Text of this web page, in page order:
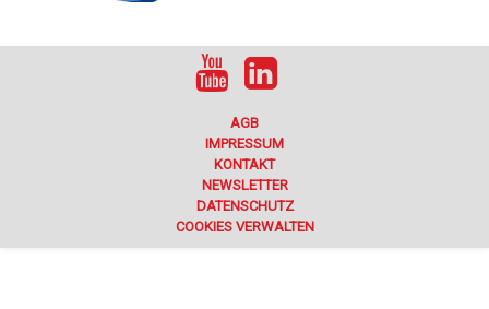
AGB
IMPRESSUM
KONTAKT
NEWSLETTER
DATENSCHUTZ
COOKIES VERWALTEN